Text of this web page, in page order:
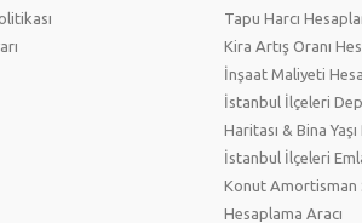
Tapu Harcı
Kira Artış Oranı
İnşaat Maliyeti
İstanbul İlçeleri
Haritası & Bina
İstanbul İlçeleri
Konut Amortisman
Hesaplama Aracı